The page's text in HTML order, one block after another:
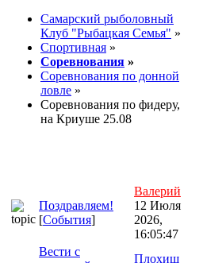
Самарский рыболовный
Клуб "Рыбацкая Семья" »
Спортивная »
Соревнования »
Соревнования по донной
ловле »
Соревнования по фидеру,
на Криуше 25.08
Поздравляем!
[События]
Валерий
12 Июля
2026,
16:05:47
Вести с
Плохиш